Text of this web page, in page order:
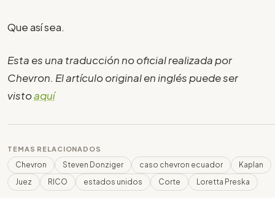
Que así sea.
Esta es una traducción no oficial realizada por
Chevron. El artículo original en inglés puede ser
vistoaquí
TEMAS RELACIONADOS
Chevron Steven Donziger caso chevron ecuador
Kaplan
Juez
RICO estados unidos Corte Loretta Preska